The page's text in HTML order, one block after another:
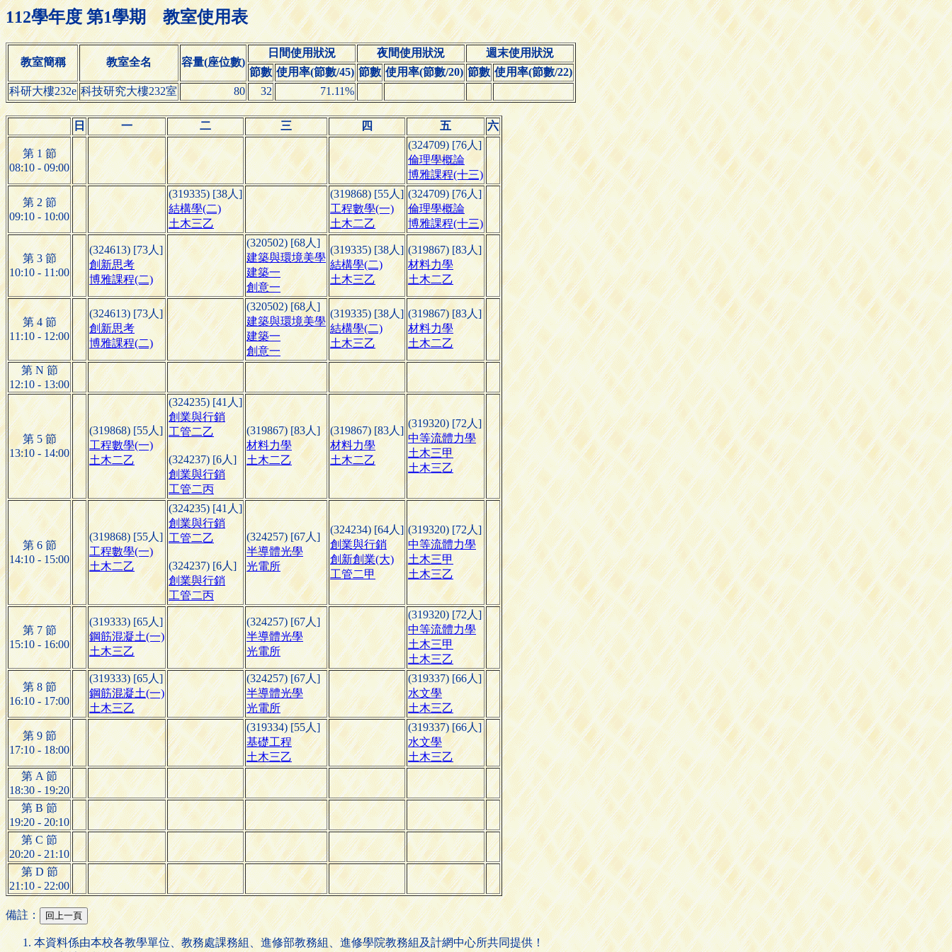
112學年度 第1學期 教室使用表
教室簡稱 教室全名 容量(座位數)
日間使用狀況 夜間使用狀況
週末使用狀況
節數 使用率(節數/45) 節數 使用率(節數/20) 節數 使用率(節數/22)
科研大樓232e 科技研究大樓232室 80 32 71.11%
日 一 二 三 四 五 六
第 1 節
08:10 - 09:00
(324709) [76人]
倫理學概論
博雅課程(十三)
第 2 節
09:10 - 10:00
(319335) [38人]
結構學(二)
土木三乙
(319868) [55人]
工程數學(一)
土木二乙
(324709) [76人]
倫理學概論
博雅課程(十三)
第 3 節
10:10 - 11:00
(324613) [73人]
創新思考
博雅課程(二)
(320502) [68人]
建築與環境美學
建築一
創意一
(319335) [38人]
結構學(二)
土木三乙
(319867) [83人]
材料力學
土木二乙
第 4 節
11:10 - 12:00
(324613) [73人]
創新思考
博雅課程(二)
(320502) [68人]
建築與環境美學
建築一
創意一
(319335) [38人]
結構學(二)
土木三乙
(319867) [83人]
材料力學
土木二乙
第 N 節
12:10 - 13:00
第 5 節
13:10 - 14:00
(319868) [55人]
工程數學(一)
土木二乙
(324235) [41人]
創業與行銷
工管二乙
(324237) [6人]
創業與行銷
工管二丙
(319867) [83人]
材料力學
土木二乙
(319867) [83人]
材料力學
土木二乙
(319320) [72人]
中等流體力學
土木三甲
土木三乙
第 6 節
14:10 - 15:00
(319868) [55人]
工程數學(一)
土木二乙
(324235) [41人]
創業與行銷
工管二乙
(324237) [6人]
創業與行銷
工管二丙
(324257) [67人]
半導體光學
光電所
(324234) [64人]
創業與行銷
創新創業(大)
工管二甲
(319320) [72人]
中等流體力學
土木三甲
土木三乙
第 7 節
15:10 - 16:00
(319333) [65人]
鋼筋混凝土(一)
土木三乙
(324257) [67人]
半導體光學
光電所
(319320) [72人]
中等流體力學
土木三甲
土木三乙
第 8 節
16:10 - 17:00
(319333) [65人]
鋼筋混凝土(一)
土木三乙
(324257) [67人]
半導體光學
光電所
(319337) [66人]
水文學
土木三乙
第 9 節
17:10 - 18:00
(319334) [55人]
基礎工程
土木三乙
(319337) [66人]
水文學
土木三乙
第 A 節
18:30 - 19:20
第 B 節
19:20 - 20:10
第 C 節
20:20 - 21:10
第 D 節
21:10 - 22:00
備註：
本資料係由本校各教學單位、教務處課務組、進修部教務組、進修學院教務組及計網中心所共同提供！